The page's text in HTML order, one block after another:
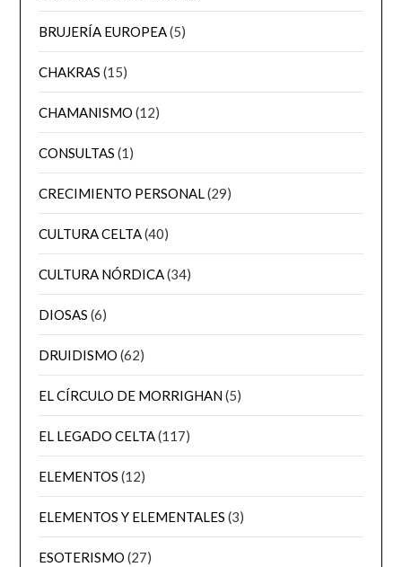
BRUJERÍA EUROPEA(5)
CHAKRAS (15)
CHAMANISMO (12)
CONSULTAS (1)
CRECIMIENTO PERSONAL(29)
CULTURA CELTA(40)
CULTURA NÓRDICA(34)
DIOSAS (6)
DRUIDISMO (62)
EL CÍRCULO DE MORRIGHAN(5)
EL LEGADO CELTA(117)
ELEMENTOS (12)
ELEMENTOS Y ELEMENTALES (3)
ESOTERISMO (27)